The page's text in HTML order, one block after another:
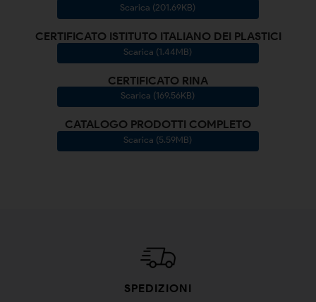
Scarica (201.69KB)
CERTIFICATO ISTITUTO ITALIANO DEI PLASTICI
Scarica (1.44MB)
CERTIFICATO RINA
Scarica (169.56KB)
CATALOGO PRODOTTI COMPLETO
Scarica (5.59MB)
SPEDIZIONI